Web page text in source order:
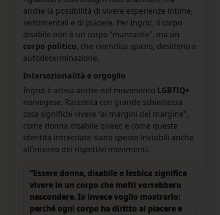
anche la possibilità di vivere esperienze intime,
sentimentali e di piacere. Per Ingrid, il corpo
disabile non è un corpo “mancante”, ma un
corpo politico, che rivendica spazio, desiderio e
autodeterminazione.
Intersezionalità e orgoglio
Ingrid è attiva anche nel movimento LGBTIQ+
norvegese. Racconta con grande schiettezza
cosa significhi vivere “ai margini del margine”,
come donna disabile queer, e come queste
identità intrecciate siano spesso invisibili anche
all’interno dei rispettivi movimenti.
“Essere donna, disabile e lesbica significa
vivere in un corpo che molti vorrebbero
nascondere. Io invece voglio mostrarlo:
perché ogni corpo ha diritto al piacere e